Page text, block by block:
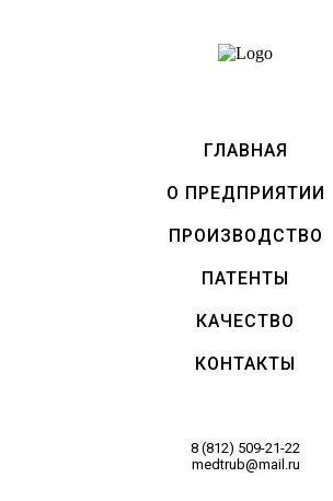
ГЛАВНАЯ
О ПРЕДПРИЯТИИ
ПРОИЗВОДСТВО
ПАТЕНТЫ
КАЧЕСТВО
КОНТАКТЫ
8 (812) 509-21-22
medtrub@mail.ru